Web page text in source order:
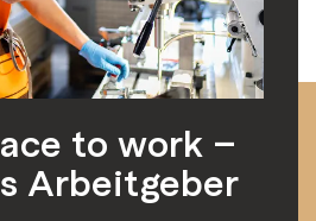
to work –
Arbeitgeber